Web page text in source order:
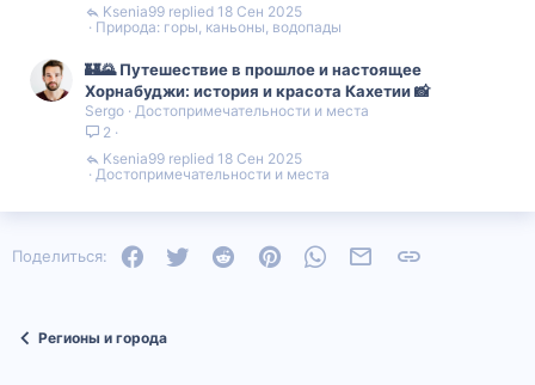
Природа: горы, каньоны, водопады
18 Сен 2025
Ksenia99
🏰🌄 Путешествие в прошлое и настоящее
Хорнабуджи: история и красота Кахетии 📸
Sergo Достопримечательности и места
2
Достопримечательности и места
18 Сен 2025
Ksenia99
Поделиться: FacebookTwitter Reddit PinterestWhatsAppЭлектронная почта
Регионы и города